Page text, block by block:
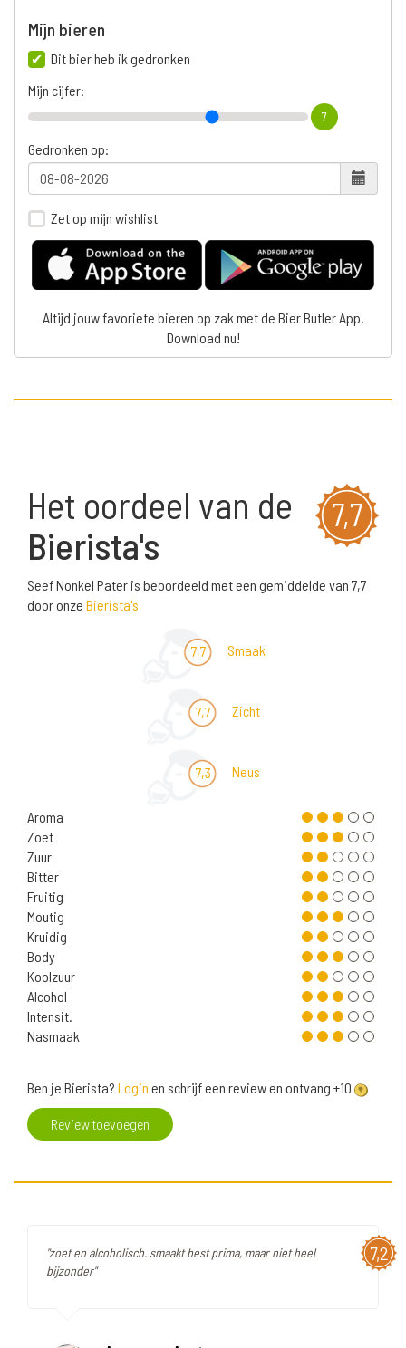
Mijn bieren
Dit bier heb ik gedronken
Mijn cijfer:
7
Gedronken op:
Zet op mijn wishlist
Altijd jouw favoriete bieren op zak met de Bier Butler App.
Download nu!
7,7
Het oordeel van de
Bierista's
Seef Nonkel Pater is beoordeeld met een gemiddelde van 7,7
door onze Bierista's
7,7 Smaak
7,7 Zicht
7,3 Neus
Aroma
Zoet
Zuur
Bitter
Fruitig
Moutig
Kruidig
Body
Koolzuur
Alcohol
Intensit.
Nasmaak
Ben je Bierista? Login en schrijf een review en ontvang +10
Review toevoegen
7,2
"zoet en alcoholisch. smaakt best prima, maar niet heel
bijzonder"